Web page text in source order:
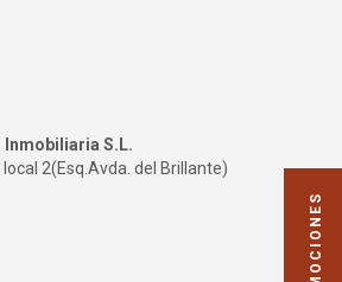
Inmobiliaria S.L.
2(Esq.Avda. del Brillante)